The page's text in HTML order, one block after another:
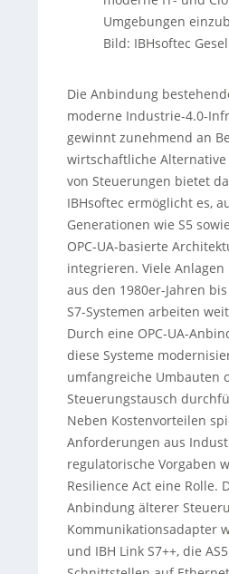
Umgebungen
Bild: IBHsoftec
Die Anbindung
moderne Industrie-4.0-
gewinnt zunehmend an
wirtschaftliche Alternative
von Steuerungen bietet
IBHsoftec ermöglicht es,
Generationen wie S5
OPC-UA-basierte
integrieren. Viele
aus den 1980er-Jahren
S7-Systemen arbeiten
Durch eine OPC-UA-
diese Systeme
umfangreiche Umbauten
Steuerungstausch
Neben Kostenvorteilen
Anforderungen aus
regulatorische Vorgaben
Resilience Act eine Rolle.
Anbindung älterer
Kommunikationsadapter
und IBH Link S7++, die